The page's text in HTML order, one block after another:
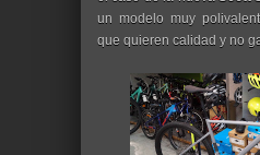
un modelo muy
que quieren calidad y no